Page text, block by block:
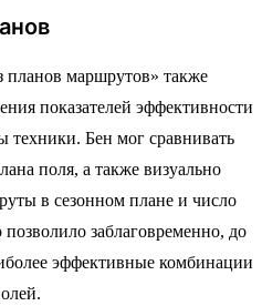
маршрутов» также
показателей эффективности
Бен мог сравнивать
поля, а также визуально
в сезонном плане и число
заблаговременно, до
эффективные комбинации